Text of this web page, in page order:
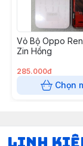
Vỏ Bộ Oppo
Zin Hồng
285.000đ
Chọn